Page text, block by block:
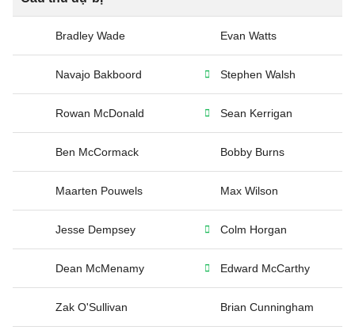
Bradley Wade Evan Watts
Navajo Bakboord Stephen Walsh
Rowan McDonald Sean Kerrigan
Ben McCormack Bobby Burns
Maarten Pouwels Max Wilson
Jesse Dempsey Colm Horgan
Dean McMenamy Edward McCarthy
Zak O'Sullivan Brian Cunningham